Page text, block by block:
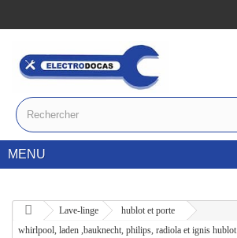
MENU
Lave-linge
hublot et porte
whirlpool, laden ,bauknecht, philips, radiola et ignis hublot